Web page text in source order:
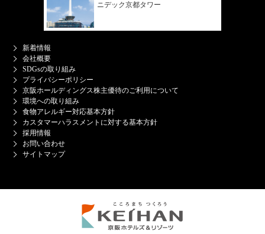
ニデック京都タワー
新着情報
会社概要
SDGsの取り組み
プライバシーポリシー
京阪ホールディングス株主優待のご利用について
環境への取り組み
食物アレルギー対応基本方針
カスタマーハラスメントに対する基本方針
採用情報
お問い合わせ
サイトマップ